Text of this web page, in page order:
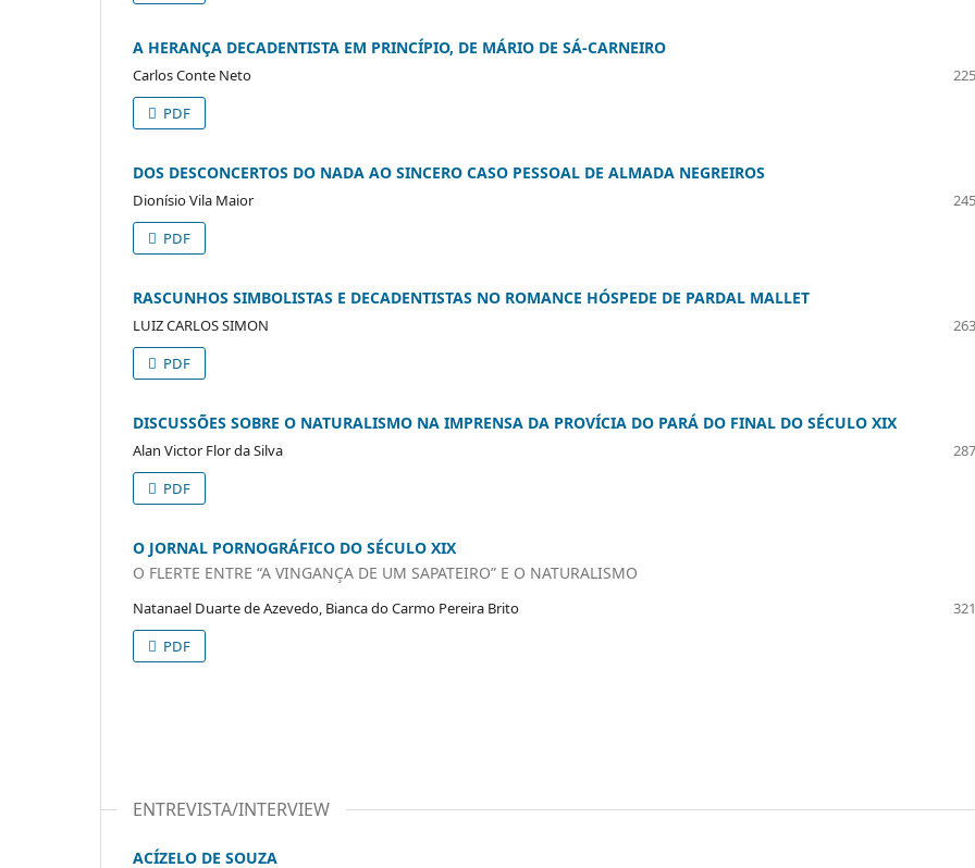
A HERANÇA DECADENTISTA EM PRINCÍPIO, DE MÁRIO DE SÁ-CARNEIRO
Carlos Conte Neto
PDF
DOS DESCONCERTOS DO NADA AO SINCERO CASO PESSOAL DE ALMADA NEGREIROS
Dionísio Vila Maior
PDF
RASCUNHOS SIMBOLISTAS E DECADENTISTAS NO ROMANCE HÓSPEDE DE PARDAL MALLET
LUIZ CARLOS SIMON
PDF
DISCUSSÕES SOBRE O NATURALISMO NA IMPRENSA DA PROVÍCIA DO PARÁ DO FINAL DO SÉCULO XIX
Alan Victor Flor da Silva
PDF
O JORNAL PORNOGRÁFICO DO SÉCULO XIX
O FLERTE ENTRE “A VINGANÇA DE UM SAPATEIRO” E O NATURALISMO
Natanael Duarte de Azevedo, Bianca do Carmo Pereira Brito
PDF
ENTREVISTA/INTERVIEW
ACÍZELO DE SOUZA